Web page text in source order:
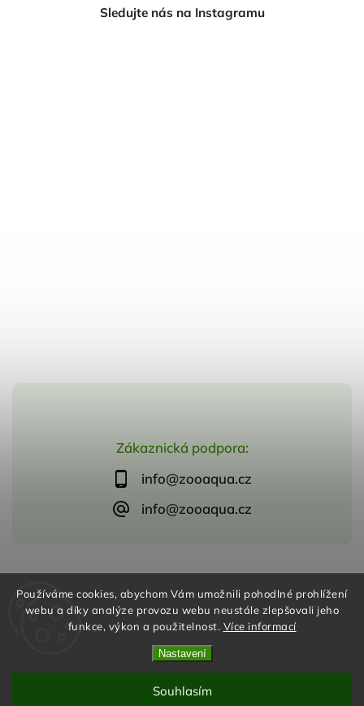
Používáme cookies, abychom Vám umožnili pohodlné prohlížení
webu a díky analýze provozu webu neustále zlepšovali jeho
funkce, výkon a použitelnost. Více informací
Nastavení
Souhlasím
Zákaznická podpora:
info@zooaqua.cz
info@zooaqua.cz
Sledujte nás na Instagramu
VytvořilShoptet | DesignShoptak.cz